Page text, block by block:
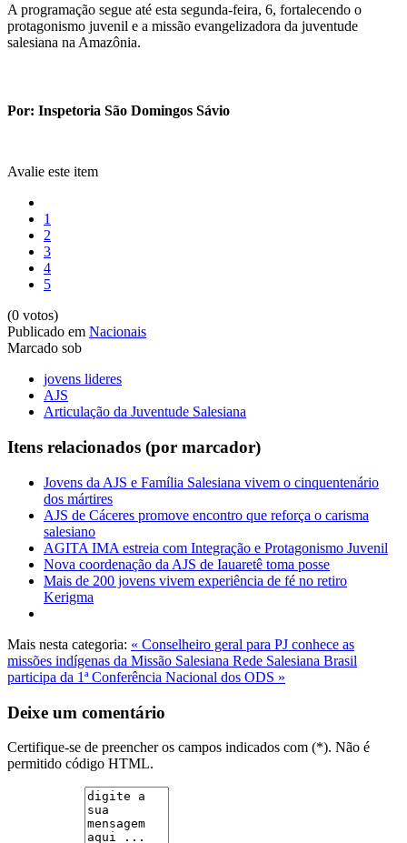
A programação segue até esta segunda-feira, 6, fortalecendo o
protagonismo juvenil e a missão evangelizadora da juventude
salesiana na Amazônia.
Por: Inspetoria São Domingos Sávio
Avalie este item
1
2
3
4
5
(0 votos)
Publicado em Nacionais
Marcado sob
jovens lideres
AJS
Articulação da Juventude Salesiana
Itens relacionados (por marcador)
Jovens da AJS e Família Salesiana vivem o cinquentenário
dos mártires
AJS de Cáceres promove encontro que reforça o carisma
salesiano
AGITA IMA estreia com Integração e Protagonismo Juvenil
Nova coordenação da AJS de Iauaretê toma posse
Mais de 200 jovens vivem experiência de fé no retiro
Kerigma
Mais nesta categoria: « Conselheiro geral para PJ conhece as
missões indígenas da Missão Salesiana Rede Salesiana Brasil
participa da 1ª Conferência Nacional dos ODS »
Deixe um comentário
Certifique-se de preencher os campos indicados com (*). Não é
permitido código HTML.